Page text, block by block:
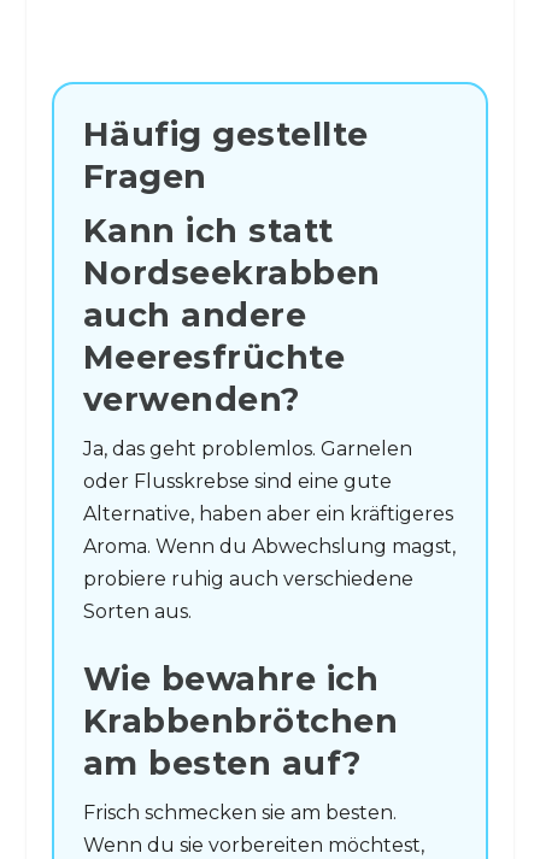
Häufig gestellte
Fragen
Kann ich statt
Nordseekrabben
auch andere
Meeresfrüchte
verwenden?
Ja, das geht problemlos. Garnelen
oder Flusskrebse sind eine gute
Alternative, haben aber ein kräftigeres
Aroma. Wenn du Abwechslung magst,
probiere ruhig auch verschiedene
Sorten aus.
Wie bewahre ich
Krabbenbrötchen
am besten auf?
Frisch schmecken sie am besten.
Wenn du sie vorbereiten möchtest,